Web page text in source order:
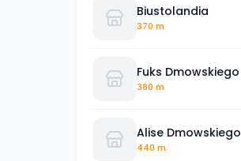
Biustolandia
370 m
Fuks Dmowskiego
380 m
Alise Dmowskiego
440 m